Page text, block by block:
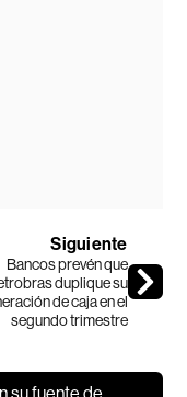
Siguiente
Bancos prevén que
duplique su
de caja en el
segundo trimestre
su fuente de